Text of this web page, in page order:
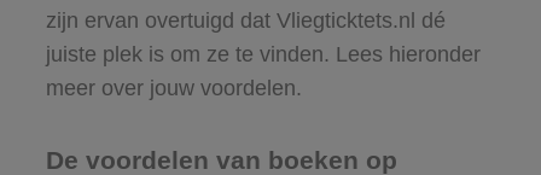
zijn ervan overtuigd dat Vliegticktets.nl dé
juiste plek is om ze te vinden. Lees hieronder
meer over jouw voordelen.
De voordelen van boeken op